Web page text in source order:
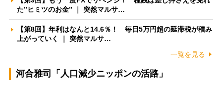
た”ヒミツのお金” ｜ 突然マルサ…
【第8回】年利はなんと14.6％！ 毎日5万円超の延滞税が積み
上がっていく ｜ 突然マルサ…
一覧を見る
河合雅司「人口減少ニッポンの活路」